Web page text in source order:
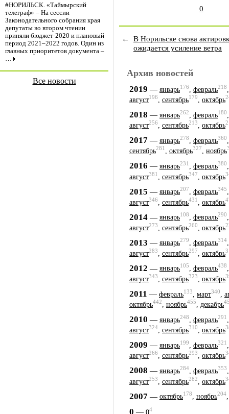
#НОРИЛЬСК. «Таймырский
телеграф» – На сессии
Законодательного собрания края
депутаты во втором чтении
приняли бюджет-2020 и плановый
период 2021–2022 годов. Один из
главных приоритетов документа –
…
Все новости
0
←
В Норильске снова
ожидается усиление ветра
Архив новостей
2019 — январь176 февраль218
август196, сентябрь179, октябрь
2018 — январь262 февраль180
август256, сентябрь213, октябрь
2017 — январь278 февраль360
сентябрь281, октябрь327, ноябрь
2016 — январь231 февраль380
август381 сентябрь347 октябрь
2015 — январь207, февраль345
август346 сентябрь431 октябрь
2014 — январь108, февраль290
август273 сентябрь260 октябрь
2013 — январь279, февраль314
август283 сентябрь297 октябрь
2012 — январь105, февраль438
август343, сентябрь323, октябрь
2011 — февраль133 март340
октябрь442, ноябрь455, декабрь
2010 — январь248 февраль291
август324, сентябрь310, октябрь
2009 — январь199 февраль321
август266, сентябрь293, октябрь
2008 — январь284 февраль353
август253 сентябрь282 октябрь
2007 — октябрь178, ноябрь204
0 — 04